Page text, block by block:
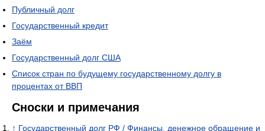
Публичный долг
Государственный кредит
Заём
Государственный долг США
Список стран по будущему государственному долгу в
процентах от ВВП
Сноски и примечания
↑ Государственный долг РФ / Финансы, денежное обращение и